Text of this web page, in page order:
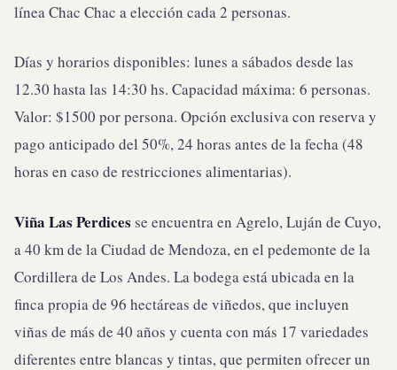
línea Chac Chac a elección cada 2 personas.
Días y horarios disponibles: lunes a sábados desde las
12.30 hasta las 14:30 hs. Capacidad máxima: 6 personas.
Valor: $1500 por persona. Opción exclusiva con reserva y
pago anticipado del 50%, 24 horas antes de la fecha (48
horas en caso de restricciones alimentarias).
Viña Las Perdices se encuentra en Agrelo, Luján de Cuyo,
a 40 km de la Ciudad de Mendoza, en el pedemonte de la
Cordillera de Los Andes. La bodega está ubicada en la
finca propia de 96 hectáreas de viñedos, que incluyen
viñas de más de 40 años y cuenta con más 17 variedades
diferentes entre blancas y tintas, que permiten ofrecer un